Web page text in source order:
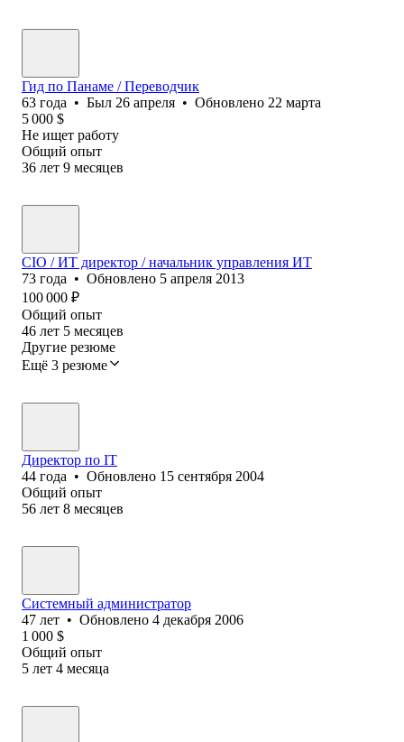
Гид по Панаме / Переводчик
63 года • Был 26 апреля • Обновлено 22 марта
5 000 $
Не ищет работу
Общий опыт
36 лет 9 месяцев
CIO / ИT директор / начальник управления ИT
73 года • Обновлено 5 апреля 2013
100 000 ₽
Общий опыт
46 лет 5 месяцев
Другие резюме
Ещё 3 резюме
Директор по IT
44 года • Обновлено 15 сентября 2004
Общий опыт
56 лет 8 месяцев
Системный администратор
47 лет • Обновлено 4 декабря 2006
1 000 $
Общий опыт
5 лет 4 месяца